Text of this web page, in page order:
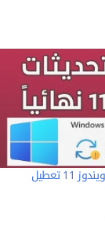
ايقاف التحديث التلقائي ويندوز 11 تعطيل